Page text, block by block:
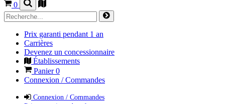
0
Prix garanti pendant 1 an
Carrières
Devenez un concessionnaire
Établissements
Panier0
Connexion / Commandes
Connexion / Commandes